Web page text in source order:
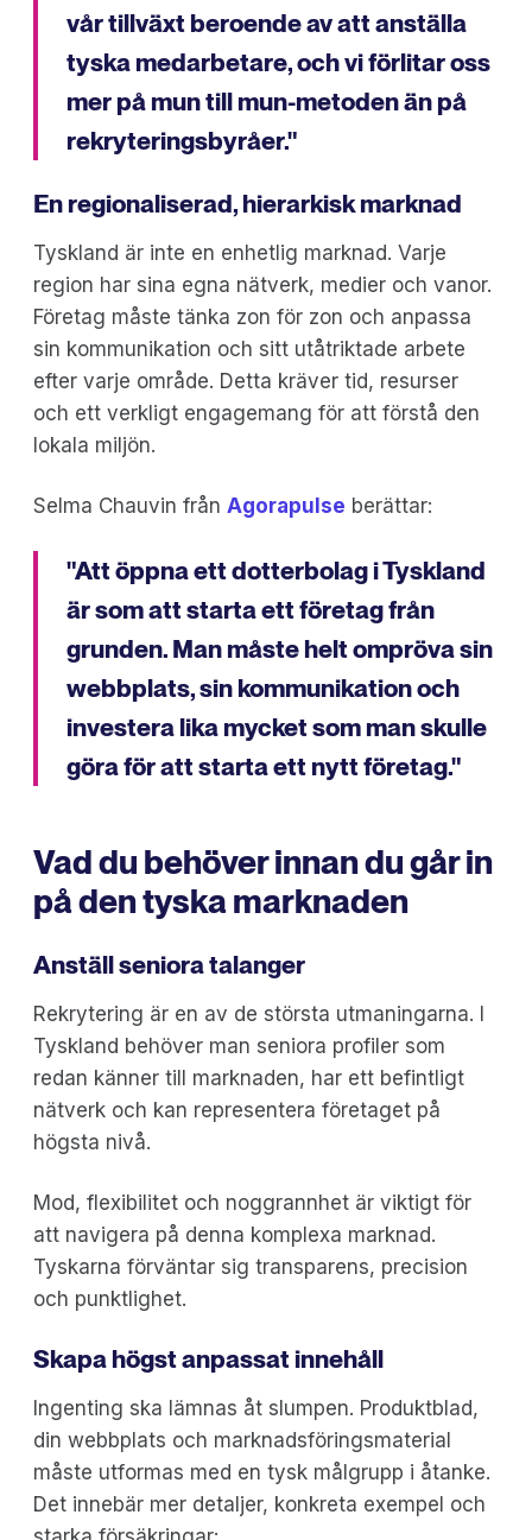
vår tillväxt beroende av att anställa
tyska medarbetare, och vi förlitar oss
mer på mun till mun-metoden än på
rekryteringsbyråer."
En regionaliserad, hierarkisk marknad
Tyskland är inte en enhetlig marknad. Varje
region har sina egna nätverk, medier och vanor.
Företag måste tänka zon för zon och anpassa
sin kommunikation och sitt utåtriktade arbete
efter varje område. Detta kräver tid, resurser
och ett verkligt engagemang för att förstå den
lokala miljön.
Selma Chauvin från Agorapulse berättar:
"Att öppna ett dotterbolag i Tyskland
är som att starta ett företag från
grunden. Man måste helt ompröva sin
webbplats, sin kommunikation och
investera lika mycket som man skulle
göra för att starta ett nytt företag."
Vad du behöver innan du går in
på den tyska marknaden
Anställ seniora talanger
Rekrytering är en av de största utmaningarna. I
Tyskland behöver man seniora profiler som
redan känner till marknaden, har ett befintligt
nätverk och kan representera företaget på
högsta nivå.
Mod, flexibilitet och noggrannhet är viktigt för
att navigera på denna komplexa marknad.
Tyskarna förväntar sig transparens, precision
och punktlighet.
Skapa högst anpassat innehåll
Ingenting ska lämnas åt slumpen. Produktblad,
din webbplats och marknadsföringsmaterial
måste utformas med en tysk målgrupp i åtanke.
Det innebär mer detaljer, konkreta exempel och